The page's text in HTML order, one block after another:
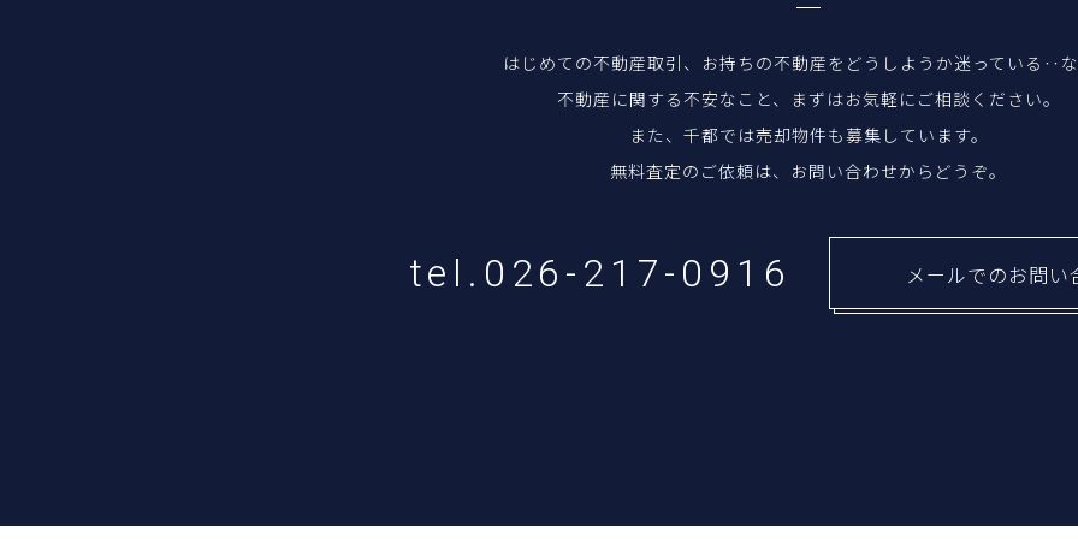
はじめての不動産取引、お持ちの不動産をどうしようか迷っている‥な
不動産に関する不安なこと、まずはお気軽にご相談ください。
また、千都では売却物件も募集しています。
無料査定のご依頼は、お問い合わせからどうぞ。
tel.026-217-0916 メールでのお問い